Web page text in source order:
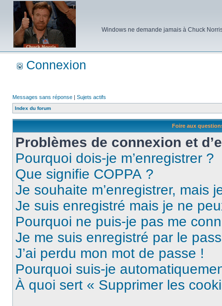
Windows ne demande jamais à Chuck
Connexion
Messages sans réponse | Sujets actifs
Index du forum
Foire aux
Problèmes de connexion et
Pourquoi dois-je m’enregistrer ?
Que signifie COPPA ?
Je souhaite m’enregistrer, mais
Je suis enregistré mais je ne
Pourquoi ne puis-je pas me
Je me suis enregistré par le
J’ai perdu mon mot de passe !
Pourquoi suis-je
À quoi sert « Supprimer les